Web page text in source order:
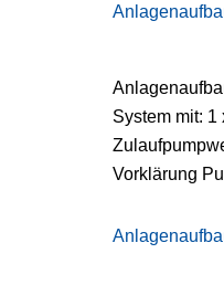
System mit:
Vorklärung